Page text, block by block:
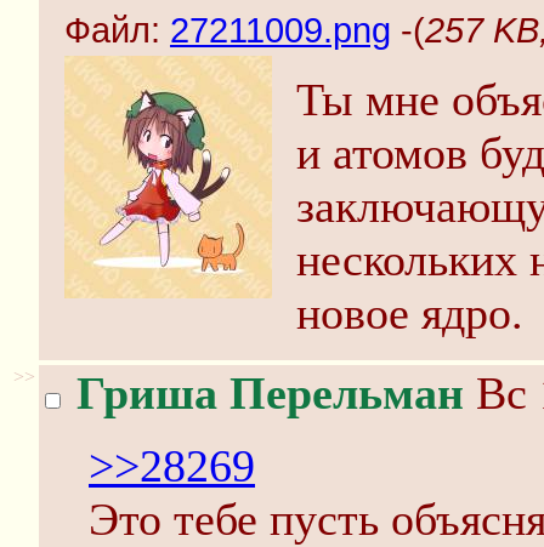
Файл: 27211009.png -(257
Ты мне
и атомов
нескольких
новое ядро.
>> Гриша Перельман Вс
>>28269
Это тебе пусть